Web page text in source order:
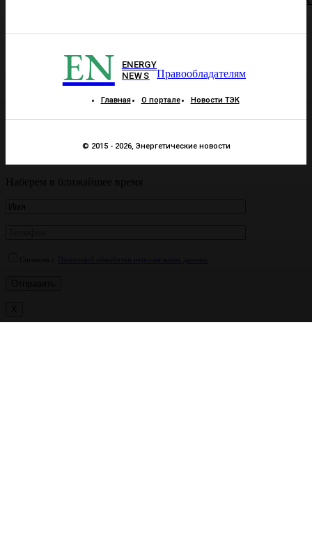
EN
ENERGY
NEWS
Правообладателям
Главная О портале Новости ТЭК
© 2015 - 2026, Энергетические новости
Наберем в ближайшее время